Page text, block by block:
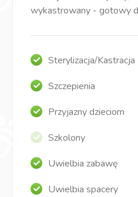
wykastrowany - gotowy
Sterylizacja/Kastracja
Szczepienia
Przyjazny dzieciom
Szkolony
Uwielbia zabawę
Uwielbia spacery